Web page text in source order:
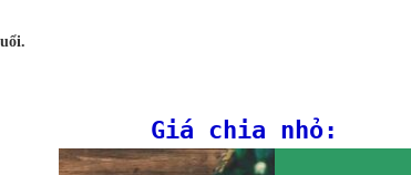
Giá chia nhỏ: